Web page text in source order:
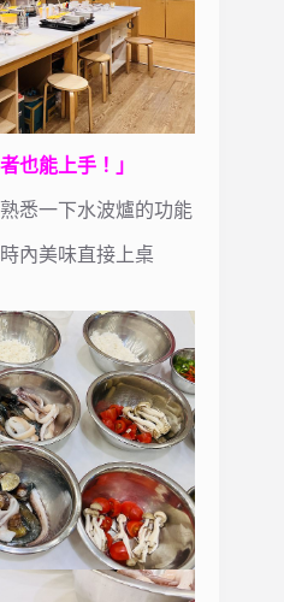
也能上手！」
悉一下水波爐的功能
內美味直接上桌